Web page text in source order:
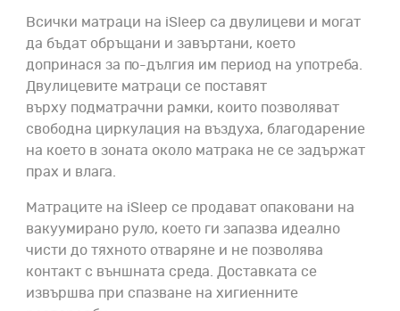
Всички матраци на iSleep са двулицеви и могат
да бъдат обръщани и завъртани, което
допринася за по-дългия им период на употреба.
Двулицевите матраци се поставят
върху подматрачни рамки, които позволяват
свободна циркулация на въздуха, благодарение
на което в зоната около матрака не се задържат
прах и влага.
Матраците на iSleep се продават опаковани на
вакуумирано руло, което ги запазва идеално
чисти до тяхното отваряне и не позволява
контакт с външната среда. Доставката се
извършва при спазване на хигиенните